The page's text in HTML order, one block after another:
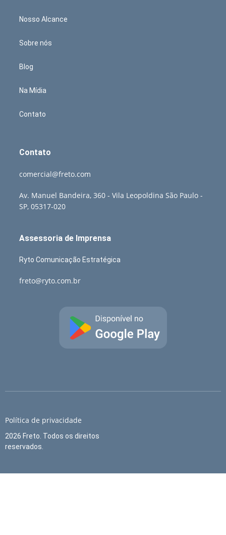
Nosso Alcance
Sobre nós
Blog
Na Mídia
Contato
Contato
comercial@freto.com
Av. Manuel Bandeira, 360 - Vila Leopoldina São Paulo -
SP, 05317-020
Assessoria de Imprensa
Ryto Comunicação Estratégica
freto@ryto.com.br
Política de privacidade
2026 Freto. Todos os direitos
reservados.